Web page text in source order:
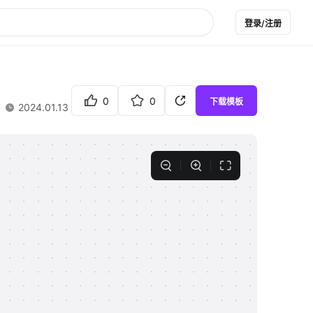
登录/注册
2024.01.13
0 0 下载模板